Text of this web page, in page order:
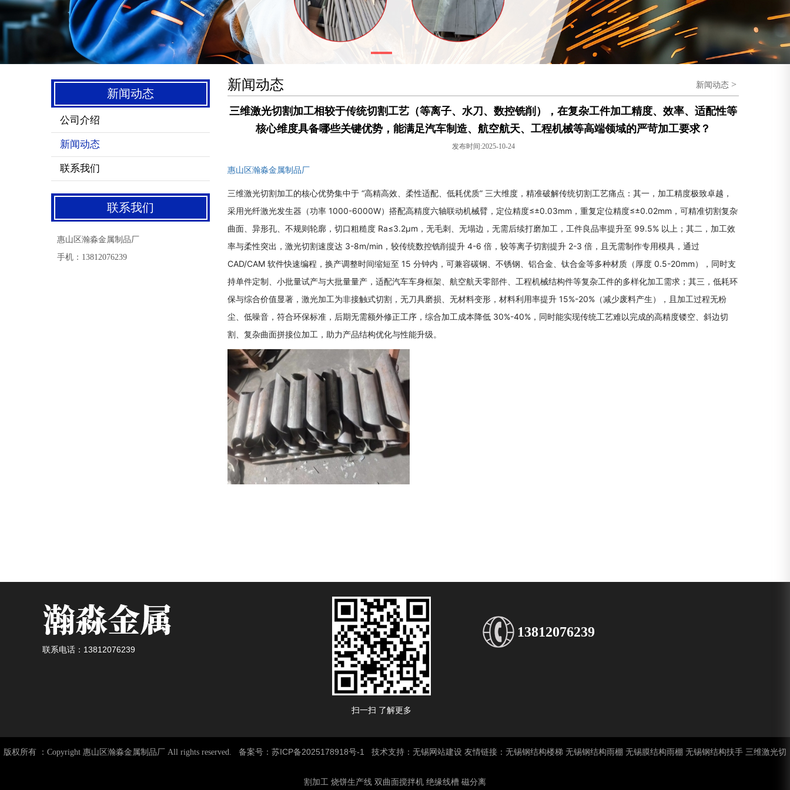
新闻动态
公司介绍
新闻动态
联系我们
联系我们
惠山区瀚淼金属制品厂
手机：13812076239
新闻动态 新闻动态 >
三维激光切割加工相较于传统切割工艺（等离子、水刀、数控铣削），在复杂工件加工精度、效率、适配性等
核心维度具备哪些关键优势，能满足汽车制造、航空航天、工程机械等高端领域的严苛加工要求？
发布时间:2025-10-24
惠山区瀚淼金属制品厂
三维激光切割加工的核心优势集中于 “高精高效、柔性适配、低耗优质” 三大维度，精准破解传统切割工艺痛点：其一，加工精度极致卓越，
采用光纤激光发生器（功率 1000-6000W）搭配高精度六轴联动机械臂，定位精度≤±0.03mm，重复定位精度≤±0.02mm，可精准切割复杂
曲面、异形孔、不规则轮廓，切口粗糙度 Ra≤3.2μm，无毛刺、无塌边，无需后续打磨加工，工件良品率提升至 99.5% 以上；其二，加工效
率与柔性突出，激光切割速度达 3-8m/min，较传统数控铣削提升 4-6 倍，较等离子切割提升 2-3 倍，且无需制作专用模具，通过
CAD/CAM 软件快速编程，换产调整时间缩短至 15 分钟内，可兼容碳钢、不锈钢、铝合金、钛合金等多种材质（厚度 0.5-20mm），同时支
持单件定制、小批量试产与大批量量产，适配汽车车身框架、航空航天零部件、工程机械结构件等复杂工件的多样化加工需求；其三，低耗环
保与综合价值显著，激光加工为非接触式切割，无刀具磨损、无材料变形，材料利用率提升 15%-20%（减少废料产生），且加工过程无粉
尘、低噪音，符合环保标准，后期无需额外修正工序，综合加工成本降低 30%-40%，同时能实现传统工艺难以完成的高精度镂空、斜边切
割、复杂曲面拼接位加工，助力产品结构优化与性能升级。
联系电话：13812076239
扫一扫 了解更多
13812076239
版权所有 ：Copyright 惠山区瀚淼金属制品厂 All rights reserved. 备案号： 苏ICP备2025178918号-1 技术支持： 无锡网站建设 友情链接： 无锡钢结构楼梯 无锡钢结构雨棚 无锡膜结构雨棚 无锡钢结构扶手 三维激光切
割加工 烧饼生产线 双曲面搅拌机 绝缘线槽 磁分离